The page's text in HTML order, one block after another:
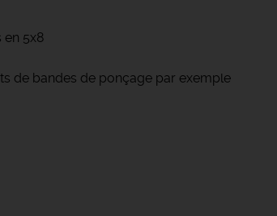
en 5x8
de bandes de ponçage par exemple